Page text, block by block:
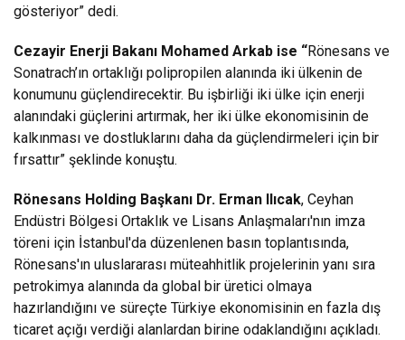
gösteriyor” dedi.
Cezayir Enerji Bakanı Mohamed Arkab ise “Rönesans ve
Sonatrach’ın ortaklığı polipropilen alanında iki ülkenin de
konumunu güçlendirecektir. Bu işbirliği iki ülke için enerji
alanındaki güçlerini artırmak, her iki ülke ekonomisinin de
kalkınması ve dostluklarını daha da güçlendirmeleri için bir
fırsattır” şeklinde konuştu.
Rönesans Holding Başkanı Dr. Erman Ilıcak, Ceyhan
Endüstri Bölgesi Ortaklık ve Lisans Anlaşmaları'nın imza
töreni için İstanbul'da düzenlenen basın toplantısında,
Rönesans'ın uluslararası müteahhitlik projelerinin yanı sıra
petrokimya alanında da global bir üretici olmaya
hazırlandığını ve süreçte Türkiye ekonomisinin en fazla dış
ticaret açığı verdiği alanlardan birine odaklandığını açıkladı.